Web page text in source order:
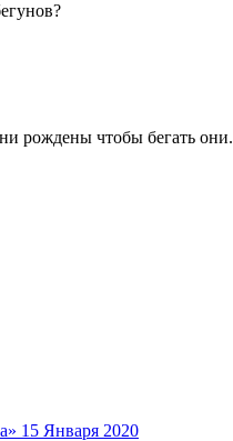
рождены чтобы бегать они.
15 Января 2020